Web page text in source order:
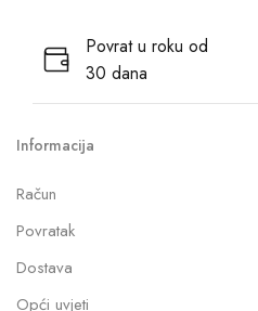
Povrat u roku od
30 dana
Informacija
Račun
Povratak
Dostava
Opći uvjeti